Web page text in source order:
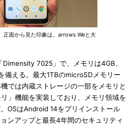
正面から見た印象は、arrows Weと大
7025」で、メモリは4GB、
備える。最大1TBのmicroSDメモリー
では内蔵ストレージの一部をメモリと
」機能を実装しており、メモリ領域を
OSはAndroid 14をプリインストール
ンアップと最長4年間のセキュリティ